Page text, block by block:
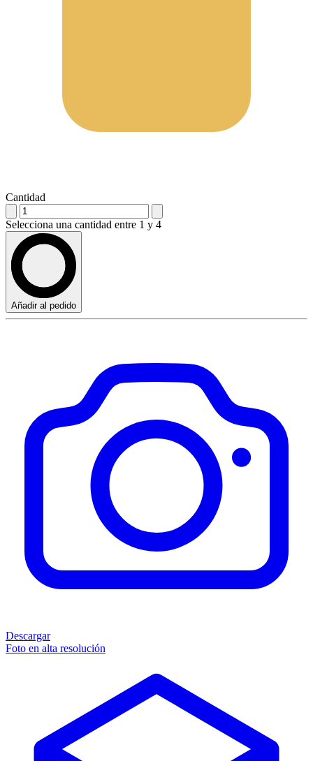
Cantidad
Selecciona una cantidad entre 1 y 4
Añadir al pedido
Descargar
Foto en alta resolución